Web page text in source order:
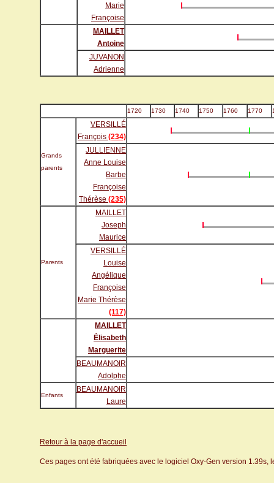
Marie
Françoise
MAILLET
Antoine
JUVANON
Adrienne
1720 1730 1740 1750 1760 1770
Grands
parents
VERSILLÉ
François (234)
JULLIENNE
Anne Louise
Barbe
Françoise
Thérèse (235)
Parents
MAILLET
Joseph
Maurice
VERSILLÉ
Louise
Angélique
Françoise
Marie Thérèse
(117)
MAILLET
Élisabeth
Marguerite
BEAUMANOIR
Adolphe
Enfants
BEAUMANOIR
Laure
Retour à la page d'accueil
Ces pages ont été fabriquées avec le logiciel Oxy-Gen version 1.39s,